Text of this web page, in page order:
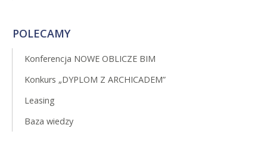
POLECAMY
Konferencja NOWE OBLICZE BIM
Konkurs „DYPLOM Z ARCHICADEM”
Leasing
Baza wiedzy